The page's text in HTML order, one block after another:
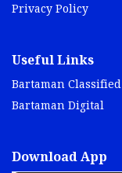
Privacy Policy
Useful Links
Bartaman Classified
Bartaman Digital
Download App